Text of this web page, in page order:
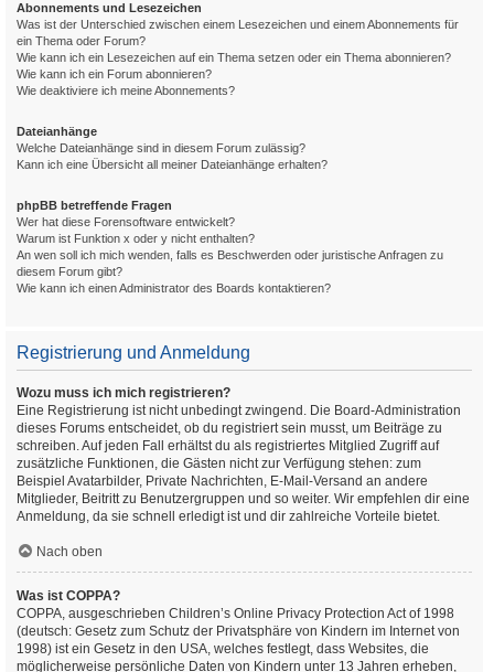
Abonnements und Lesezeichen
Was ist der Unterschied zwischen einem Lesezeichen und einem Abonnements für
ein Thema oder Forum?
Wie kann ich ein Lesezeichen auf ein Thema setzen oder ein Thema abonnieren?
Wie kann ich ein Forum abonnieren?
Wie deaktiviere ich meine Abonnements?
Dateianhänge
Welche Dateianhänge sind in diesem Forum zulässig?
Kann ich eine Übersicht all meiner Dateianhänge erhalten?
phpBB betreffende Fragen
Wer hat diese Forensoftware entwickelt?
Warum ist Funktion x oder y nicht enthalten?
An wen soll ich mich wenden, falls es Beschwerden oder juristische Anfragen zu
diesem Forum gibt?
Wie kann ich einen Administrator des Boards kontaktieren?
Registrierung und Anmeldung
Wozu muss ich mich registrieren?
Eine Registrierung ist nicht unbedingt zwingend. Die Board-Administration
dieses Forums entscheidet, ob du registriert sein musst, um Beiträge zu
schreiben. Auf jeden Fall erhältst du als registriertes Mitglied Zugriff auf
zusätzliche Funktionen, die Gästen nicht zur Verfügung stehen: zum
Beispiel Avatarbilder, Private Nachrichten, E-Mail-Versand an andere
Mitglieder, Beitritt zu Benutzergruppen und so weiter. Wir empfehlen dir eine
Anmeldung, da sie schnell erledigt ist und dir zahlreiche Vorteile bietet.
Nach oben
Was ist COPPA?
COPPA, ausgeschrieben Children’s Online Privacy Protection Act of 1998
(deutsch: Gesetz zum Schutz der Privatsphäre von Kindern im Internet von
1998) ist ein Gesetz in den USA, welches festlegt, dass Websites, die
möglicherweise persönliche Daten von Kindern unter 13 Jahren erheben,